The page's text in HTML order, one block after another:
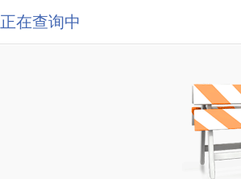
正在查询中